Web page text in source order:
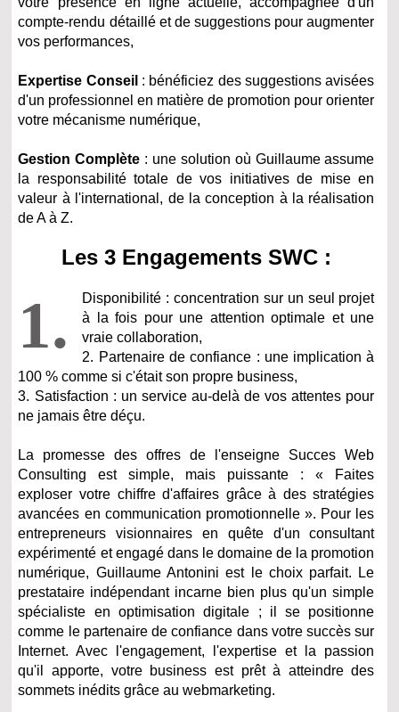
compte-rendu détaillé et de suggestions pour augmenter
vos performances,
Expertise Conseil : bénéficiez des suggestions avisées
d'un professionnel en matière de promotion pour orienter
votre mécanisme numérique,
Gestion Complète : une solution où Guillaume assume
la responsabilité totale de vos initiatives de mise en
valeur à l'international, de la conception à la réalisation
de A à Z.
Les 3 Engagements SWC :
1.
Disponibilité : concentration sur un seul projet
à la fois pour une attention optimale et une
vraie collaboration,
2. Partenaire de confiance : une implication à
100 % comme si c'était son propre business,
3. Satisfaction : un service au-delà de vos attentes pour
ne jamais être déçu.
La promesse des offres de l'enseigne Succes Web
Consulting est simple, mais puissante : « Faites
exploser votre chiffre d'affaires grâce à des stratégies
avancées en communication promotionnelle ». Pour les
entrepreneurs visionnaires en quête d'un consultant
expérimenté et engagé dans le domaine de la promotion
numérique, Guillaume Antonini est le choix parfait. Le
prestataire indépendant incarne bien plus qu'un simple
spécialiste en optimisation digitale ; il se positionne
comme le partenaire de confiance dans votre succès sur
Internet. Avec l'engagement, l'expertise et la passion
qu'il apporte, votre business est prêt à atteindre des
sommets inédits grâce au webmarketing.